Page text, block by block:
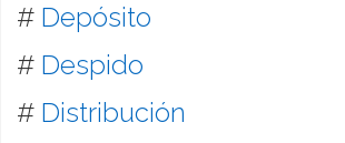
# Depósito
# Despido
# Distribución